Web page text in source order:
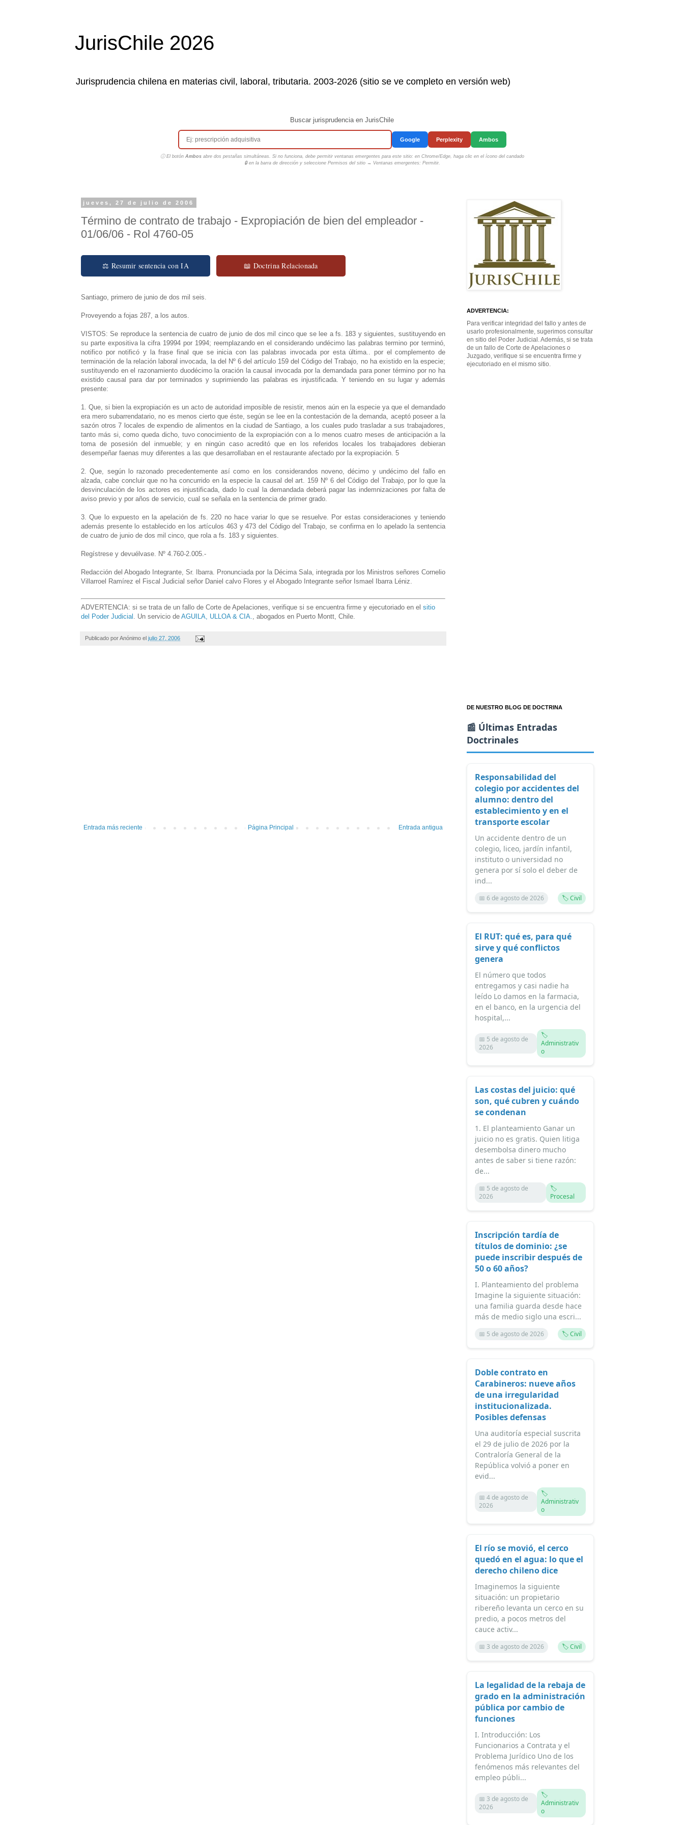
JurisChile 2026
Jurisprudencia chilena en materias civil, laboral, tributaria. 2003-2026 (sitio se ve completo en versión web)
Buscar jurisprudencia en JurisChile
Google Perplexity Ambos
ⓘ El botón Ambosabre dos pestañas simultáneas. Si no funciona, debe permitir ventanas emergentes para este sitio: en Chrome/Edge, haga clic en el ícono del candado
🔒 en la barra de dirección y seleccione Permisos del sitio → Ventanas emergentes: Permitir.
jueves, 27 de julio de 2006
Término de contrato de trabajo - Expropiación de bien del empleador -
01/06/06 - Rol 4760-05
⚖ Resumir sentencia con IA 📖 Doctrina Relacionada
Santiago, primero de junio de dos mil seis.
Proveyendo a fojas 287, a los autos.
VISTOS: Se reproduce la sentencia de cuatro de junio de dos mil cinco que se lee a fs. 183 y siguientes, sustituyendo en
su parte expositiva la cifra 19994 por 1994; reemplazando en el considerando undécimo las palabras termino por terminó,
notifico por notificó y la frase final que se inicia con las palabras invocada por esta última.. por el complemento de
terminación de la relación laboral invocada, la del Nº 6 del artículo 159 del Código del Trabajo, no ha existido en la especie;
sustituyendo en el razonamiento duodécimo la oración la causal invocada por la demandada para poner término por no ha
existido causal para dar por terminados y suprimiendo las palabras es injustificada. Y teniendo en su lugar y además
presente:
1. Que, si bien la expropiación es un acto de autoridad imposible de resistir, menos aún en la especie ya que el demandado
era mero subarrendatario, no es menos cierto que éste, según se lee en la contestación de la demanda, aceptó poseer a la
sazón otros 7 locales de expendio de alimentos en la ciudad de Santiago, a los cuales pudo trasladar a sus trabajadores,
tanto más si, como queda dicho, tuvo conocimiento de la expropiación con a lo menos cuatro meses de anticipación a la
toma de posesión del inmueble; y en ningún caso acreditó que en los referidos locales los trabajadores debieran
desempeñar faenas muy diferentes a las que desarrollaban en el restaurante afectado por la expropiación. 5
2. Que, según lo razonado precedentemente así como en los considerandos noveno, décimo y undécimo del fallo en
alzada, cabe concluir que no ha concurrido en la especie la causal del art. 159 Nº 6 del Código del Trabajo, por lo que la
desvinculación de los actores es injustificada, dado lo cual la demandada deberá pagar las indemnizaciones por falta de
aviso previo y por años de servicio, cual se señala en la sentencia de primer grado.
3. Que lo expuesto en la apelación de fs. 220 no hace variar lo que se resuelve. Por estas consideraciones y teniendo
además presente lo establecido en los artículos 463 y 473 del Código del Trabajo, se confirma en lo apelado la sentencia
de cuatro de junio de dos mil cinco, que rola a fs. 183 y siguientes.
Regístrese y devuélvase. Nº 4.760-2.005.-
Redacción del Abogado Integrante, Sr. Ibarra. Pronunciada por la Décima Sala, integrada por los Ministros señores Cornelio
Villarroel Ramírez el Fiscal Judicial señor Daniel calvo Flores y el Abogado Integrante señor Ismael Ibarra Léniz.
ADVERTENCIA: si se trata de un fallo de Corte de Apelaciones, verifique si se encuentra firme y ejecutoriado en el sitio
del Poder Judicial
. Un servicio de AGUILA, ULLOA & CIA. , abogados en Puerto Montt, Chile.
Publicado porAnónimo el julio 27, 2006
Entrada más reciente Entrada antigua
Página Principal
ADVERTENCIA:
Para verificar integridad del fallo y antes de
usarlo profesionalmente, sugerimos consultar
en sitio del Poder Judicial. Además, si se trata
de un fallo de Corte de Apelaciones o
Juzgado, verifique si se encuentra firme y
ejecutoriado en el mismo sitio.
DE NUESTRO BLOG DE DOCTRINA
📰 Últimas Entradas
Doctrinales
Responsabilidad del
colegio por accidentes del
alumno: dentro del
establecimiento y en el
transporte escolar
Un accidente dentro de un
colegio, liceo, jardín infantil,
instituto o universidad no
genera por sí solo el deber de
ind...
📅 6 de agosto de 2026 🏷️ Civil
El RUT: qué es, para qué
sirve y qué conflictos
genera
El número que todos
entregamos y casi nadie ha
leído Lo damos en la farmacia,
en el banco, en la urgencia del
hospital,...
📅 5 de agosto de
2026
🏷️
Administrativ
o
Las costas del juicio: qué
son, qué cubren y cuándo
se condenan
1. El planteamiento Ganar un
juicio no es gratis. Quien litiga
desembolsa dinero mucho
antes de saber si tiene razón:
de...
📅 5 de agosto de
2026
🏷️
Procesal
Inscripción tardía de
títulos de dominio: ¿se
puede inscribir después de
50 o 60 años?
I. Planteamiento del problema
Imagine la siguiente situación:
una familia guarda desde hace
más de medio siglo una escri...
📅 5 de agosto de 2026 🏷️ Civil
Doble contrato en
Carabineros: nueve años
de una irregularidad
institucionalizada.
Posibles defensas
Una auditoría especial suscrita
el 29 de julio de 2026 por la
Contraloría General de la
República volvió a poner en
evid...
📅 4 de agosto de
2026
🏷️
Administrativ
o
El río se movió, el cerco
quedó en el agua: lo que el
derecho chileno dice
Imaginemos la siguiente
situación: un propietario
ribereño levanta un cerco en su
predio, a pocos metros del
cauce activ...
📅 3 de agosto de 2026 🏷️ Civil
La legalidad de la rebaja de
grado en la administración
pública por cambio de
funciones
I. Introducción: Los
Funcionarios a Contrata y el
Problema Jurídico Uno de los
fenómenos más relevantes del
empleo públi...
📅 3 de agosto de
2026
🏷️
Administrativ
o